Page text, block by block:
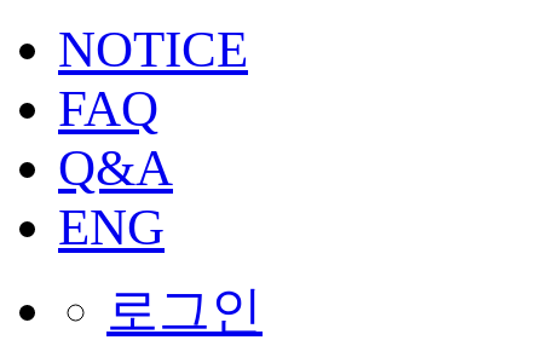
NOTICE
FAQ
Q&A
ENG
로그인